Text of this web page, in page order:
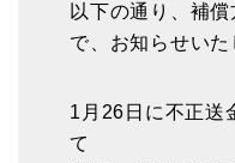
以下の通り、補
で、お知らせいた
1月26日に不正送
て